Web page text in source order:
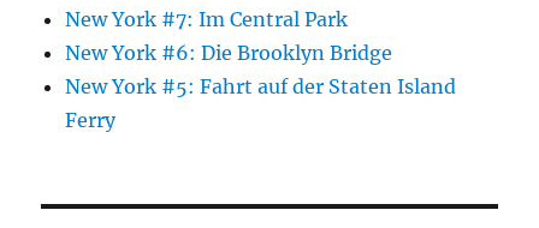
New York #7: Im Central Park
New York #6: Die Brooklyn Bridge
New York #5: Fahrt auf der Staten Island
Ferry